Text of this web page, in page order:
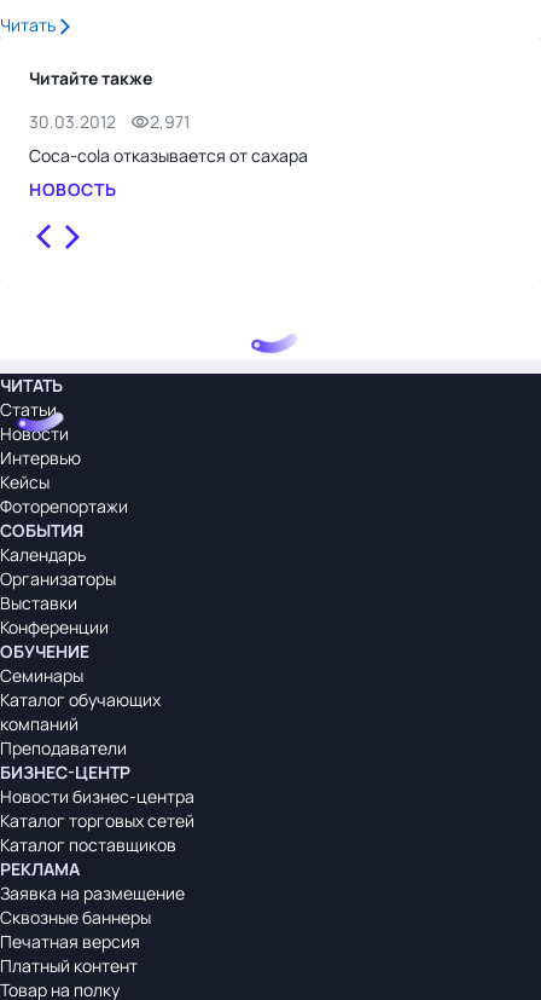
Читать
Читайте также
30.03.2012
2,971
Coca-cola отказывается от сахара
НОВОСТЬ
ЧИТАТЬ
Статьи
Новости
Интервью
Кейсы
Фоторепортажи
СОБЫТИЯ
Календарь
Организаторы
Выставки
Конференции
ОБУЧЕНИЕ
Семинары
Каталог обучающих
компаний
Преподаватели
БИЗНЕС-ЦЕНТР
Новости бизнес-центра
Каталог торговых сетей
Каталог поставщиков
РЕКЛАМА
Заявка на размещение
Сквозные баннеры
Печатная версия
Платный контент
Товар на полку